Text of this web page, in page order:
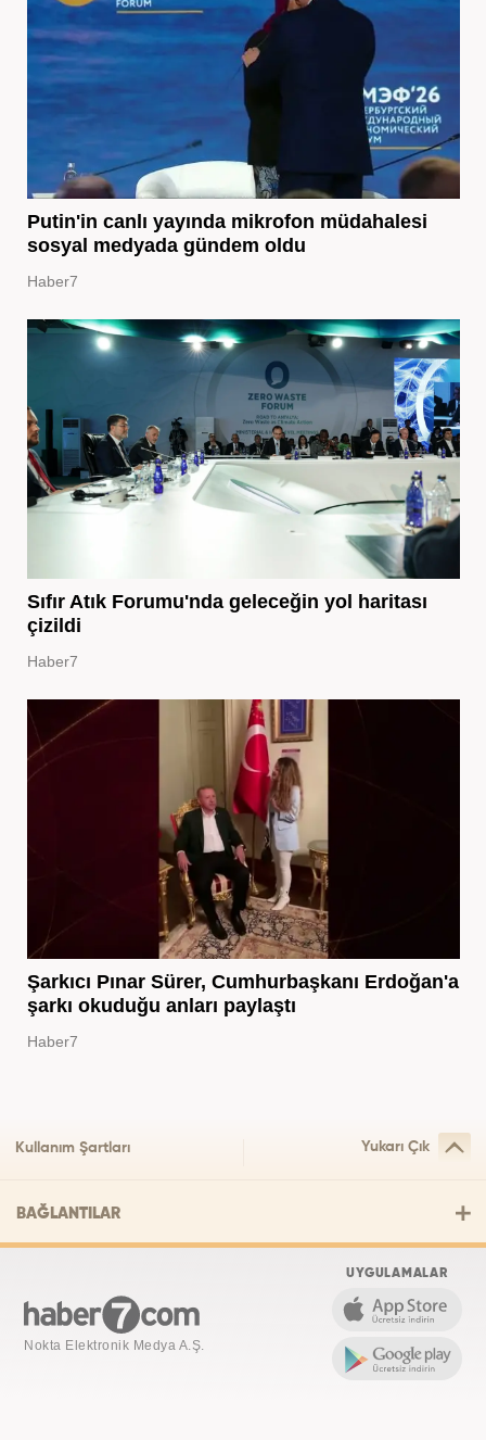
Putin'in canlı yayında mikrofon müdahalesi
sosyal medyada gündem oldu
Haber7
Sıfır Atık Forumu'nda geleceğin yol haritası
çizildi
Haber7
Şarkıcı Pınar Sürer, Cumhurbaşkanı Erdoğan'a
şarkı okuduğu anları paylaştı
Haber7
Kullanım Şartları Yukarı Çık
BAĞLANTILAR
Nokta Elektronik Medya A.Ş.
UYGULAMALAR